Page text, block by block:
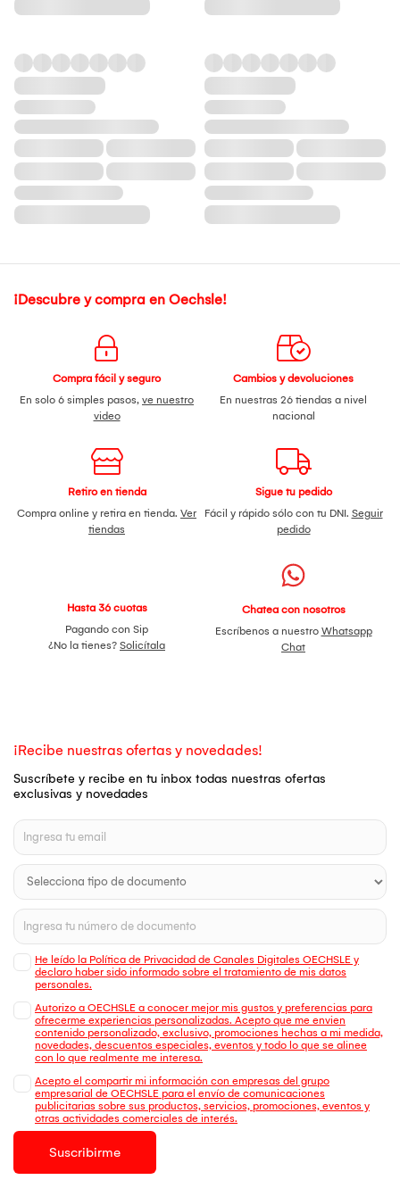
¡Descubre y compra en Oechsle!
Compra fácil y seguro
En solo 6 simples pasos, ve nuestro
video
Cambios y devoluciones
En nuestras 26 tiendas a nivel
nacional
Retiro en tienda
Compra online y retira en tienda. Ver
tiendas
Sigue tu pedido
Fácil y rápido sólo con tu DNI. Seguir
pedido
Hasta 36 cuotas
Pagando con Sip
¿No la tienes? Solicítala
Chatea con nosotros
Escríbenos a nuestro Whatsapp
Chat
¡Recibe nuestras ofertas y novedades!
Suscríbete y recibe en tu inbox todas nuestras ofertas
exclusivas y novedades
He leído la Política de Privacidad de Canales Digitales OECHSLE y
declaro haber sido informado sobre el tratamiento de mis datos
personales.
Autorizo a OECHSLE a conocer mejor mis gustos y preferencias para
ofrecerme experiencias personalizadas. Acepto que me envien
contenido personalizado, exclusivo, promociones hechas a mi medida,
novedades, descuentos especiales, eventos y todo lo que se alinee
con lo que realmente me interesa.
Acepto el compartir mi información con empresas del grupo
empresarial de OECHSLE para el envío de comunicaciones
publicitarias sobre sus productos, servicios, promociones, eventos y
otras actividades comerciales de interés.
Suscribirme